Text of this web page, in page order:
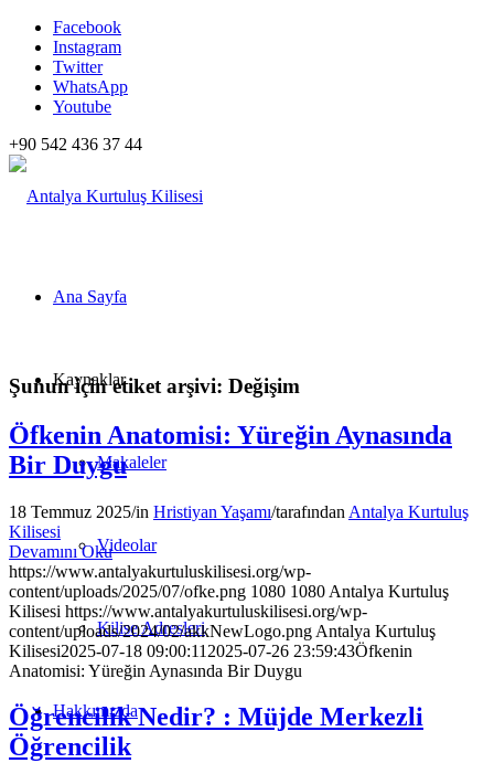
Facebook
Instagram
Twitter
WhatsApp
Youtube
+90 542 436 37 44
Ana Sayfa
Kaynaklar
Makaleler
Videolar
Kilise Adresleri
Hakkımızda
Şunun için etiket arşivi: Değişim
Öfkenin Anatomisi: Yüreğin Aynasında
Bir Duygu
18 Temmuz 2025/in Hristiyan Yaşamı/tarafından Antalya Kurtuluş
Kilisesi
Devamını Oku
https://www.antalyakurtuluskilisesi.org/wp-
content/uploads/2025/07/ofke.png 1080 1080 Antalya Kurtuluş
Kilisesi https://www.antalyakurtuluskilisesi.org/wp-
content/uploads/2024/02/akkNewLogo.png Antalya Kurtuluş
Kilisesi2025-07-18 09:00:11 2025-07-26 23:59:43Öfkenin
Anatomisi: Yüreğin Aynasında Bir Duygu
Öğrencilik Nedir? : Müjde Merkezli
Öğrencilik